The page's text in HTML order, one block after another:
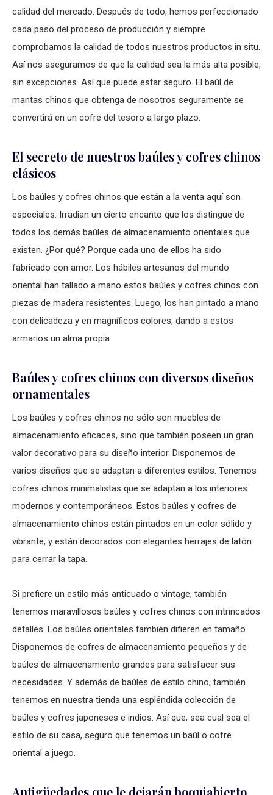
calidad del mercado. Después de todo, hemos perfeccionado
cada paso del proceso de producción y siempre
comprobamos la calidad de todos nuestros productos in situ.
Así nos aseguramos de que la calidad sea la más alta posible,
sin excepciones. Así que puede estar seguro. El baúl de
mantas chinos que obtenga de nosotros seguramente se
convertirá en un cofre del tesoro a largo plazo.
El secreto de nuestros baúles y cofres chinos
clásicos
Los baúles y cofres chinos que están a la venta aquí son
especiales. Irradian un cierto encanto que los distingue de
todos los demás baúles de almacenamiento orientales que
existen. ¿Por qué? Porque cada uno de ellos ha sido
fabricado con amor. Los hábiles artesanos del mundo
oriental han tallado a mano estos baúles y cofres chinos con
piezas de madera resistentes. Luego, los han pintado a mano
con delicadeza y en magníficos colores, dando a estos
armarios un alma propia.
Baúles y cofres chinos con diversos diseños
ornamentales
Los baúles y cofres chinos no sólo son muebles de
almacenamiento eficaces, sino que también poseen un gran
valor decorativo para su diseño interior. Disponemos de
varios diseños que se adaptan a diferentes estilos. Tenemos
cofres chinos minimalistas que se adaptan a los interiores
modernos y contemporáneos. Estos baúles y cofres de
almacenamiento chinos están pintados en un color sólido y
vibrante, y están decorados con elegantes herrajes de latón
para cerrar la tapa.
Si prefiere un estilo más anticuado o vintage, también
tenemos maravillosos baúles y cofres chinos con intrincados
detalles. Los baúles orientales también difieren en tamaño.
Disponemos de cofres de almacenamiento pequeños y de
baúles de almacenamiento grandes para satisfacer sus
necesidades. Y además de baúles de estilo chino, también
tenemos en nuestra tienda una espléndida colección de
baúles y cofres japoneses e indios. Así que, sea cual sea el
estilo de su casa, seguro que tenemos un baúl o cofre
oriental a juego.
Antigüedades que le dejarán boquiabierto